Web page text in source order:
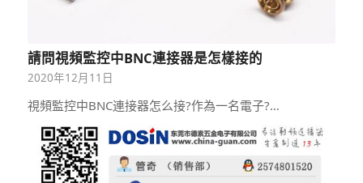
請問視頻監控中BNC連接器是怎樣接的
2020年12月11日
視頻監控中BNC連接器怎么接?作為一名電子?…